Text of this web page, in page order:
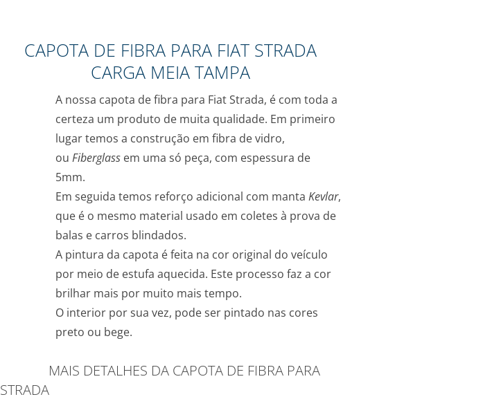
CAPOTA DE FIBRA PARA FIAT STRADA
CARGA MEIA TAMPA
A nossa capota de fibra para Fiat Strada, é com toda a
certeza um produto de muita qualidade. Em primeiro
lugar temos a construção em fibra de vidro,
ou Fiberglass em uma só peça, com espessura de
5mm.
Em seguida temos reforço adicional com manta Kevlar,
que é o mesmo material usado em coletes à prova de
balas e carros blindados.
A pintura da capota é feita na cor original do veículo
por meio de estufa aquecida. Este processo faz a cor
brilhar mais por muito mais tempo.
O interior por sua vez, pode ser pintado nas cores
preto ou bege.
MAIS DETALHES DA CAPOTA DE FIBRA PARA
STRADA